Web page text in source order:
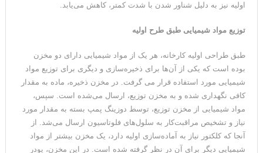
اولیه نیز به دلیل شناور شدن با شدت کمتر، کاهش می‌یابد.
توزیع مواد شیمیایی طبق طرح اولیه
طبق طراحی اولیه کارخانه، هر یک از مواد شیمیایی دارای دو مخزن
بوده است که یکی از آن‌ها برای ذخیره‌سازی و دیگری برای توزیع مواد
شیمیایی مورد استفاده قرار می گرفت. در مخزن ذخیره، ماده به مقدار
کافی نگهداری شده و به مخزن توزیع، ارسال می‌شده است. سپس،
مواد شیمیایی از مخزن توزیع، توسط دوزینگ پمپ بسته به مقدار مورد
نیاز و تشخیص مراقبت‌کار به سلول‌های فلوتاسیون ارسال می‌شد. از
آنجا که کلکتور نیاز به آماده‌سازی اولیه دارد، یک مخزن بیشتر از مواد
شیمیایی دیگر برای آن در نظر گرفته شده است. در این مخزن، پودر